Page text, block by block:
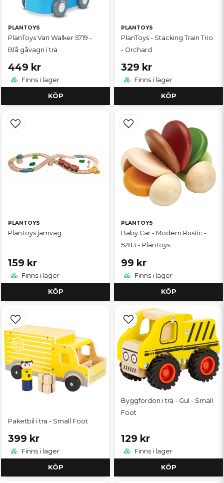
PLANTOYS
PlanToys Van Walker 5719 -
Blå gåvagn i trä
449 kr
Finns i lager
KÖP
PLANTOYS
PlanToys - Stacking Train Trio
- Orchard
329 kr
Finns i lager
KÖP
PLANTOYS
PlanToys järnväg
159 kr
Finns i lager
KÖP
PLANTOYS
Baby Car - Modern Rustic -
5283 - PlanToys
99 kr
Finns i lager
KÖP
Paketbil i trä - Small Foot
399 kr
Finns i lager
KÖP
Byggfordon i trä - Gul - Small
Foot
129 kr
Finns i lager
KÖP